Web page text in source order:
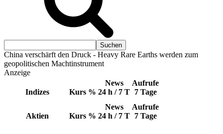
China verschärft den Druck - Heavy Rare Earths werden zum
geopolitischen Machtinstrument
Anzeige
Indizes Kurs %
News
24 h / 7 T
Aufrufe
7 Tage
Aktien Kurs %
News
24 h / 7 T
Aufrufe
7 Tage